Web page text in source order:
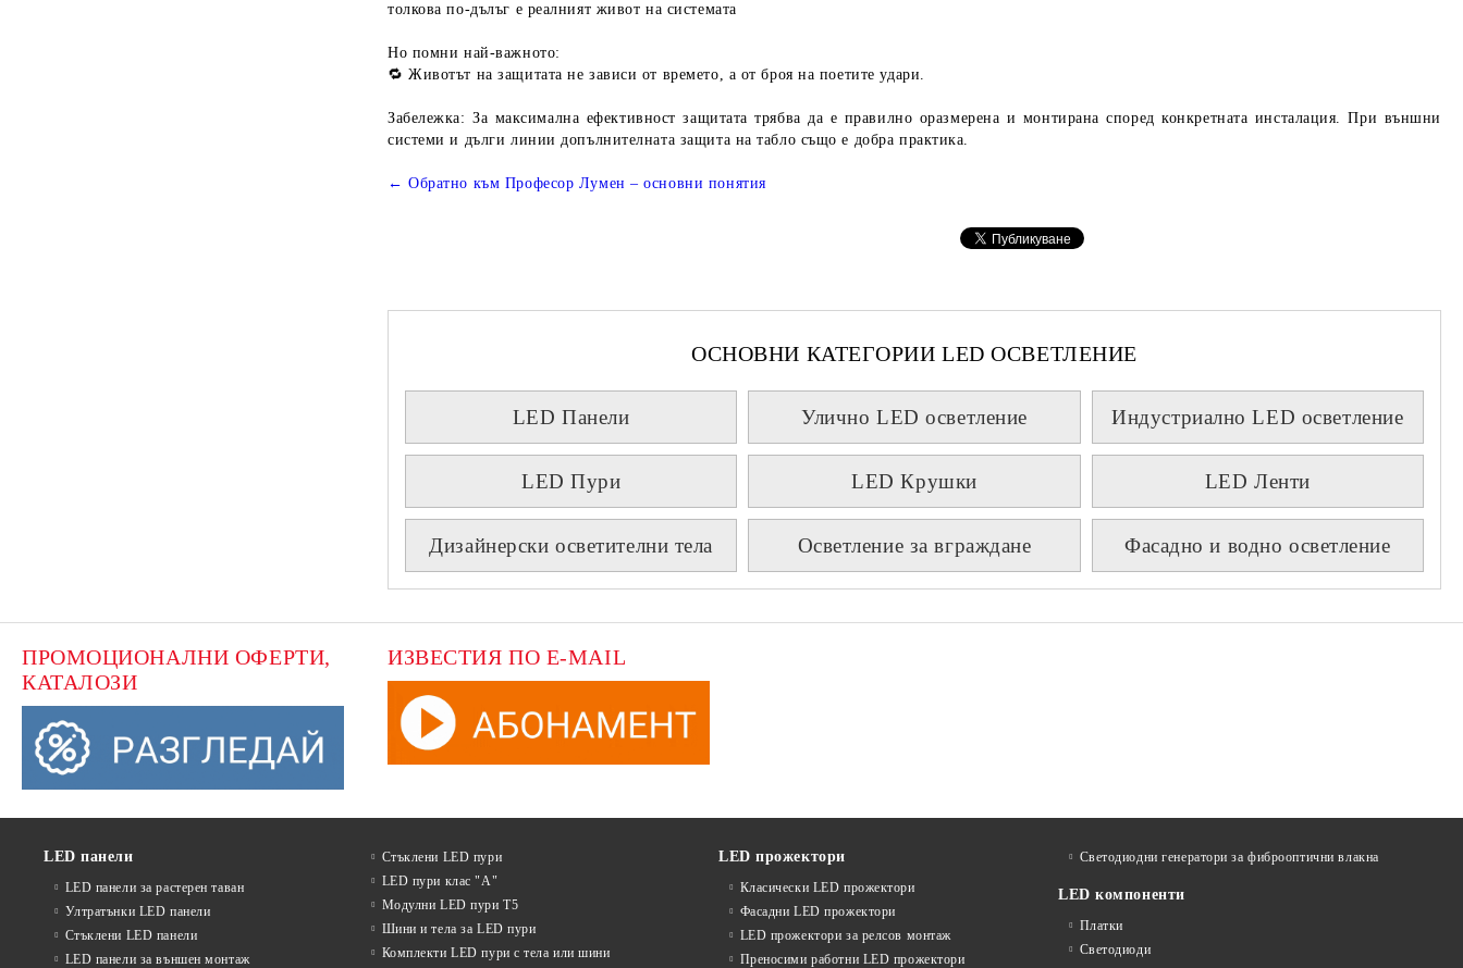
толкова по-дълъг е реалният живот на системата
Но помни най-важното:
🔁Животът на защитата не зависи от времето, а от броя на поетите удари.
Забележка: За максимална ефективност защитата трябва да е правилно оразмерена и монтирана според конкретната инсталация. При външни
системи и дълги линии допълнителната защита на табло също е добра практика.
← Обратно към Професор Лумен – основни понятия
ОСНОВНИ КАТЕГОРИИ LED ОСВЕТЛЕНИЕ
LED Панели Улично LED осветление Индустриално LED осветление
LED Пури LED Крушки LED Ленти
Дизайнерски осветителни тела Осветление за вграждане Фасадно и водно осветление
ПРОМОЦИОНАЛНИ ОФЕРТИ,
КАТАЛОЗИ
ИЗВЕСТИЯ ПО E-MAIL
LED панели
LED панели за растерен таван
Ултратънки LED панели
Стъклени LED панели
LED панели за външен монтаж
Стъклени LED пури
LED пури клас "А"
Модулни LED пури T5
Шини и тела за LED пури
Комплекти LED пури с тела или шини
LED прожектори
Класически LED прожектори
Фасадни LED прожектори
LED прожектори за релсов монтаж
Преносими работни LED прожектори
Светодиодни генератори за фиброоптични влакна
LED компоненти
Платки
Светодиоди